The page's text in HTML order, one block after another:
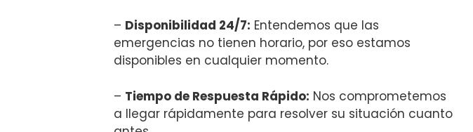
– Disponibilidad 24/7: Entendemos que las
emergencias no tienen horario, por eso estamos
disponibles en cualquier momento.
– Tiempo de Respuesta Rápido: Nos comprometemos
a llegar rápidamente para resolver su situación cuanto